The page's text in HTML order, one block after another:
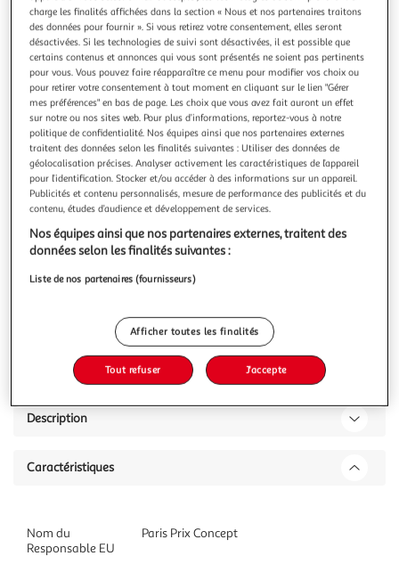
précédentesuivante
THE HOME DECO FACTORY
Vase déco en céramique poésie 29cm blanc
Informations Techniques : Dimensions : D. 12,5 x H. 29,5 cm
Matière : Céramique Spécificités : Pratique & Utile Vase
Déco Forme Ronde A Motifs Poids : 1,083 kg Couleur : Blanc
En savoir +
Vendu par Paris Prix
Livr. ou retrait dès 3/4 jours
A partir de 7,99€
Plus d'options
Description
Caractéristiques
Nom du
Responsable EU
Paris Prix Concept
charge les finalités affichées dans la section « Nous et nos partenaires traitons
des données pour fournir ». Si vous retirez votre consentement, elles seront
désactivées. Si les technologies de suivi sont désactivées, il est possible que
certains contenus et annonces qui vous sont présentés ne soient pas pertinents
pour vous. Vous pouvez faire réapparaître ce menu pour modifier vos choix ou
pour retirer votre consentement à tout moment en cliquant sur le lien "Gérer
mes préférences" en bas de page. Les choix que vous avez fait auront un effet
sur notre ou nos sites web. Pour plus d’informations, reportez-vous à notre
politique de confidentialité. Nos équipes ainsi que nos partenaires externes
traitent des données selon les finalités suivantes : Utiliser des données de
géolocalisation précises. Analyser activement les caractéristiques de l’appareil
pour l’identification. Stocker et/ou accéder à des informations sur un appareil.
Publicités et contenu personnalisés, mesure de performance des publicités et du
contenu, études d’audience et développement de services.
Nos équipes ainsi que nos partenaires externes, traitent des
données selon les finalités suivantes :
Liste de nos partenaires (fournisseurs)
Afficher toutes les finalités
Tout refuser J'accepte